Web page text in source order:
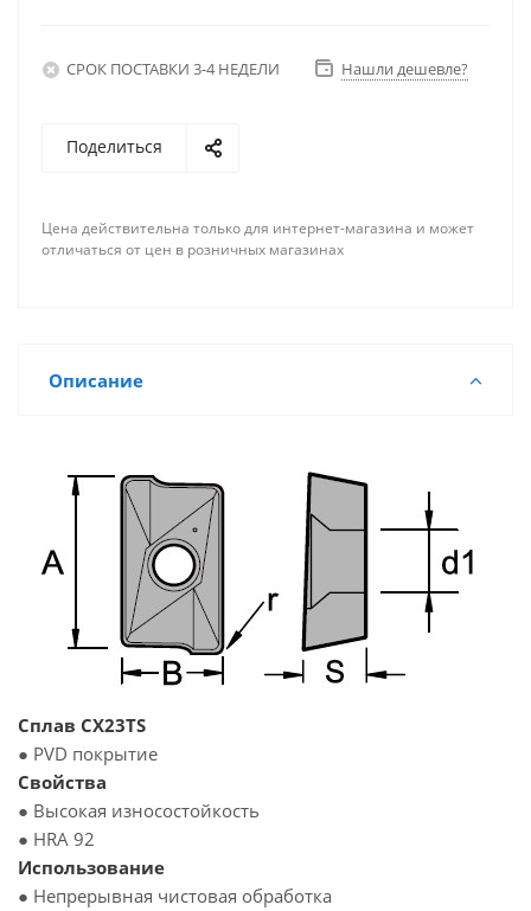
СРОК ПОСТАВКИ 3-4 НЕДЕЛИ Нашли дешевле?
Поделиться
Цена действительна только для интернет-магазина и может
отличаться от цен в розничных магазинах
Описание
Сплав CX23TS
● PVD покрытие
Свойства
● Высокая износостойкость
● HRA 92
Использование
● Непрерывная чистовая обработка